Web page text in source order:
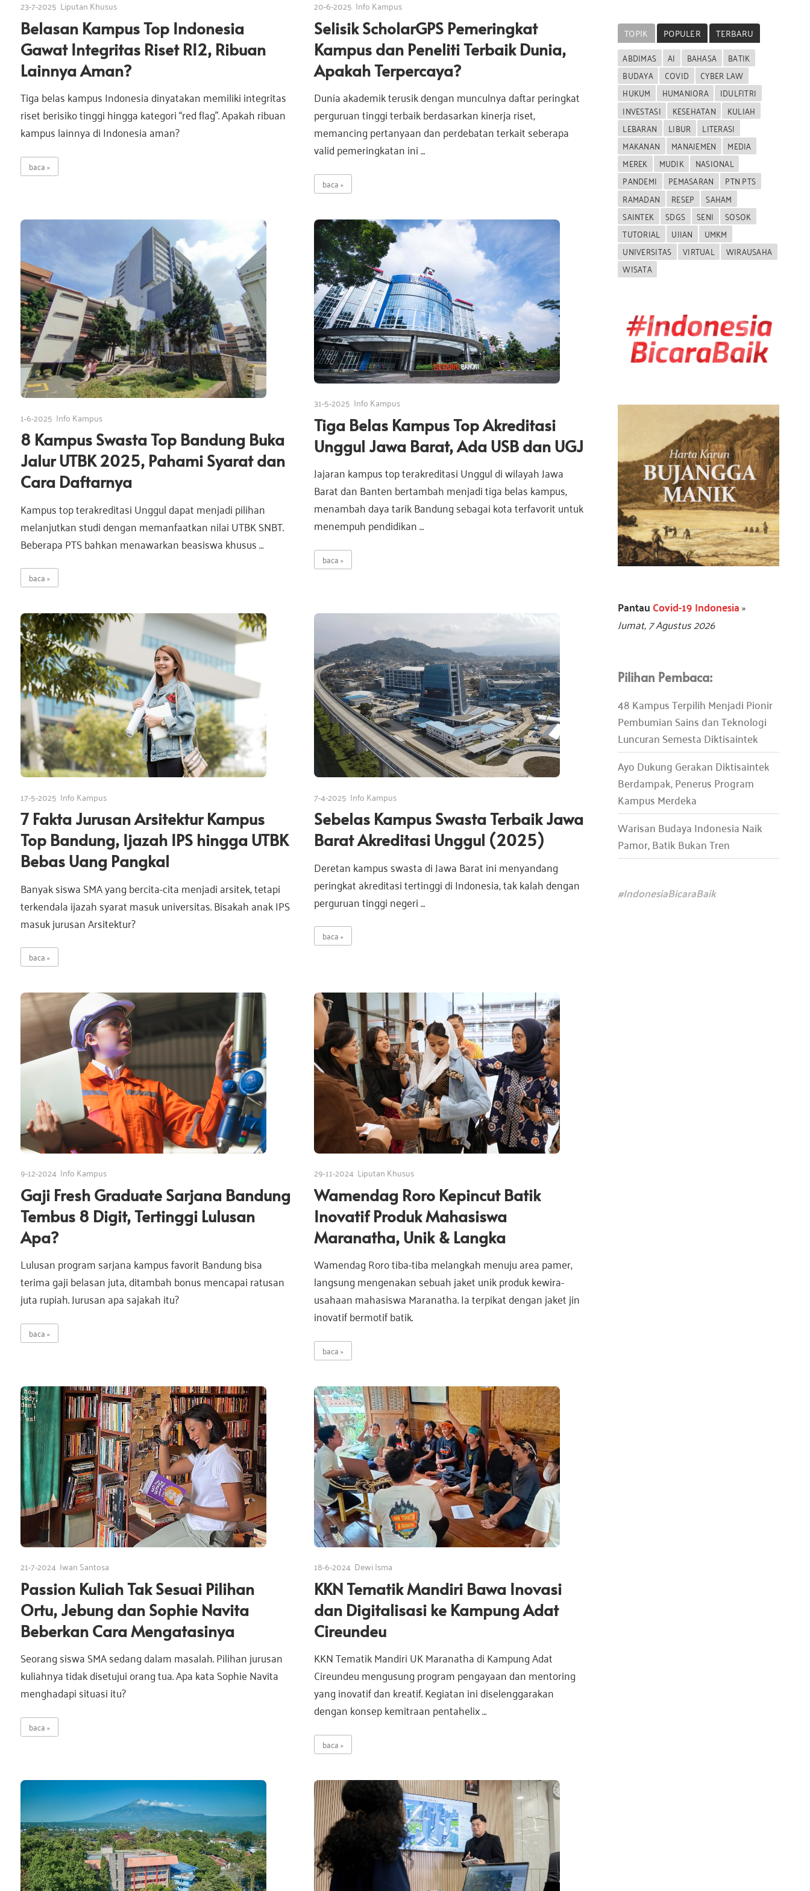
a
s
i
I
n
d
o
n
e
s
i
a
a
o
23-7-2025 Liputan Khusus
Belasan Kampus Top Indonesia
Gawat Integritas Riset RI2, Ribuan
Lainnya Aman?
Tiga belas kampus Indonesia dinyatakan memiliki integritas
riset berisiko tinggi hingga kategori “red flag”. Apakah ribuan
kampus lainnya di Indonesia aman?
baca
20-6-2025 Info Kampus
Selisik ScholarGPS Pemeringkat
Kampus dan Peneliti Terbaik Dunia,
Apakah Terpercaya?
Dunia akademik terusik dengan munculnya daftar peringkat
perguruan tinggi terbaik berdasarkan kinerja riset,
memancing pertanyaan dan perdebatan terkait seberapa
valid pemeringkatan ini …
baca
1-6-2025 Info Kampus
8 Kampus Swasta Top Bandung Buka
Jalur UTBK 2025, Pahami Syarat dan
Cara Daftarnya
Kampus top terakreditasi Unggul dapat menjadi pilihan
melanjutkan studi dengan memanfaatkan nilai UTBK SNBT.
Beberapa PTS bahkan menawarkan beasiswa khusus …
baca
31-5-2025 Info Kampus
Tiga Belas Kampus Top Akreditasi
Unggul Jawa Barat, Ada USB dan UGJ
Jajaran kampus top terakreditasi Unggul di wilayah Jawa
Barat dan Banten bertambah menjadi tiga belas kampus,
menambah daya tarik Bandung sebagai kota terfavorit untuk
menempuh pendidikan …
baca
17-5-2025 Info Kampus
7 Fakta Jurusan Arsitektur Kampus
Top Bandung, Ijazah IPS hingga UTBK
Bebas Uang Pangkal
Banyak siswa SMA yang bercita-cita menjadi arsitek, tetapi
terkendala ijazah syarat masuk universitas. Bisakah anak IPS
masuk jurusan Arsitektur?
baca
7-4-2025 Info Kampus
Sebelas Kampus Swasta Terbaik Jawa
Barat Akreditasi Unggul (2025)
Deretan kampus swasta di Jawa Barat ini menyandang
peringkat akreditasi tertinggi di Indonesia, tak kalah dengan
perguruan tinggi negeri …
baca
9-12-2024 Info Kampus
Gaji Fresh Graduate Sarjana Bandung
Tembus 8 Digit, Tertinggi Lulusan
Apa?
Lulusan program sarjana kampus favorit Bandung bisa
terima gaji belasan juta, ditambah bonus mencapai ratusan
juta rupiah. Jurusan apa sajakah itu?
baca
29-11-2024 Liputan Khusus
Wamendag Roro Kepincut Batik
Inovatif Produk Mahasiswa
Maranatha, Unik & Langka
Wamendag Roro tiba-tiba melangkah menuju area pamer,
langsung mengenakan sebuah jaket unik produk kewira­
usahaan mahasiswa Maranatha. Ia terpikat dengan jaket jin
inovatif bermotif batik.
baca
21-7-2024 Iwan Santosa
Passion Kuliah Tak Sesuai Pilihan
Ortu, Jebung dan Sophie Navita
Beberkan Cara Mengatasinya
Seorang siswa SMA sedang dalam masalah. Pilihan jurusan
kuliahnya tidak disetujui orang tua. Apa kata Sophie Navita
menghadapi situasi itu?
baca
18-6-2024 Dewi Isma
KKN Tematik Mandiri Bawa Inovasi
dan Digitalisasi ke Kampung Adat
Cireundeu
KKN Tematik Mandiri UK Maranatha di Kampung Adat
Cireundeu mengusung program pengayaan dan mentoring
yang inovatif dan kreatif. Kegiatan ini diselenggarakan
dengan konsep kemitraan pentahelix …
baca
TOPIK POPULER
TERBARU
ABDIMAS
AI BAHASA
BATIK
BUDAYA
COVID
CYBER LAW
HUKUM
HUMANIORA
IDULFITRI
INVESTASI
KESEHATAN
KULIAH
LEBARAN
LIBUR
LITERASI
MAKANAN
MANAJEMEN
MEDIA
MEREK
MUDIK
NASIONAL
PANDEMI
PEMASARAN
PTN PTS
RAMADAN
RESEP
SAHAM
SAINTEK
SDGS SENI
SOSOK
TUTORIAL
UJIAN
UMKM
UNIVERSITAS
VIRTUAL
WIRAUSAHA
WISATA
PantauCovid-19 Indonesia»
Jumat, 7 Agustus 2026
Pilihan Pembaca:
48 Kampus Terpilih Menjadi Pionir
Pembumian Sains dan Teknologi
Luncuran Semesta Diktisaintek
Ayo Dukung Gerakan Diktisaintek
Berdampak, Penerus Program
Kampus Merdeka
Warisan Budaya Indonesia Naik
Pamor, Batik Bukan Tren